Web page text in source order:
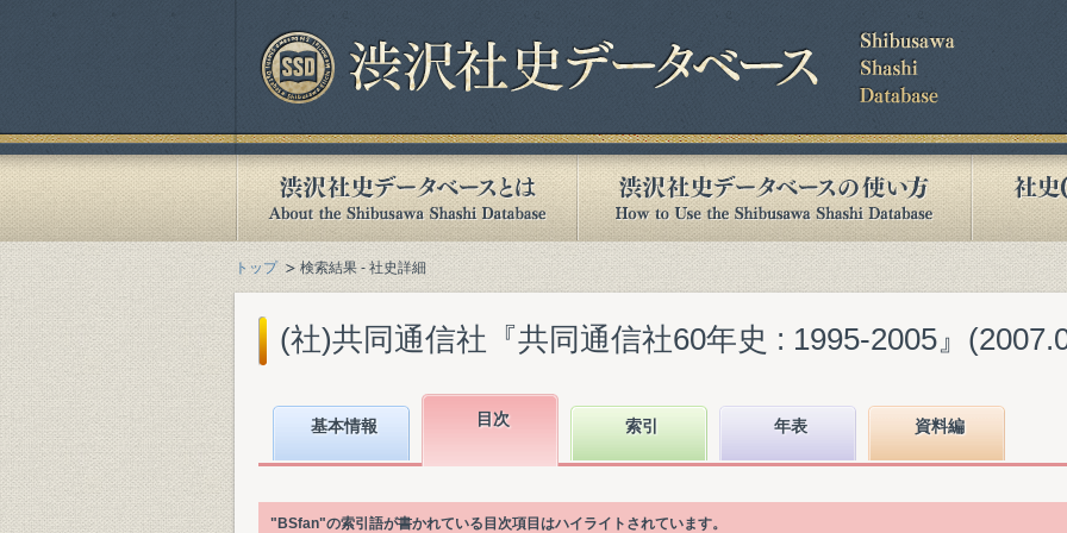
トップ 検索結果 - 社史詳細
(社)共同通信社『共同通信社60年史 : 1995-2005』
基本情報 目次 索引 年表 資料編
"BSfan"の索引語が書かれている目次項目はハイライトされています。